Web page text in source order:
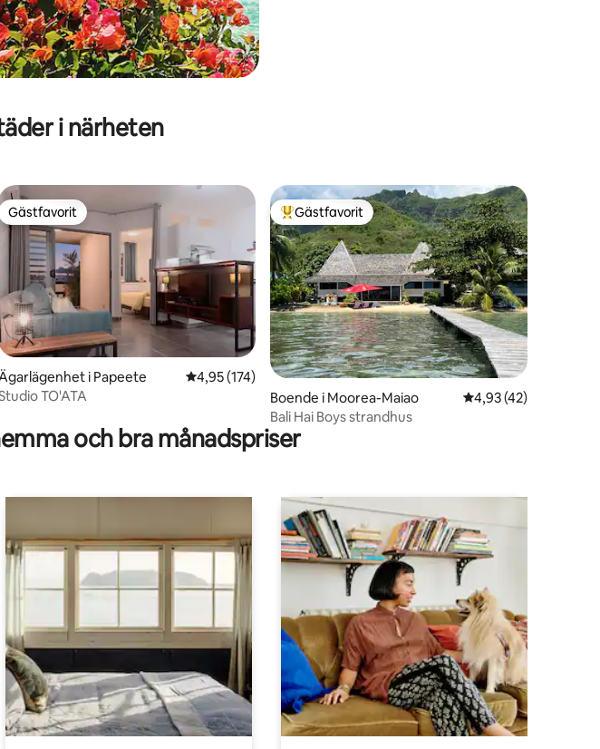
i närheten
betyg, 4 omdömen
Gästfavorit
Gästfavorit
i Papeete 4,95 av 5 i genomsnittligt betyg, 174 omdömen
4,95 (174)
TO'ATA
Populär gästfavorit
Gästfavorit
Boende i Moorea-Maiao 4,93 av 5 i
4,93 (42)
Bali Hai Boys strandhus
och bra månadspriser